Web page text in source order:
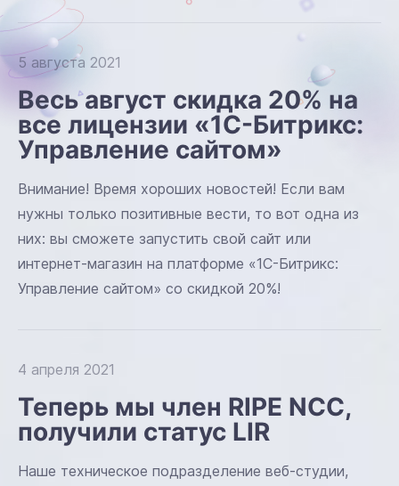
5 августа 2021
Весь август скидка 20% на
все лицензии «1С-Битрикс:
Управление сайтом»
Внимание! Время хороших новостей! Если вам
нужны только позитивные вести, то вот одна из
них: вы сможете запустить свой сайт или
интернет-магазин на платформе «1С-Битрикс:
Управление сайтом» со скидкой 20%!
4 апреля 2021
Теперь мы член RIPE NCC,
получили статус LIR
Наше техническое подразделение веб-студии,